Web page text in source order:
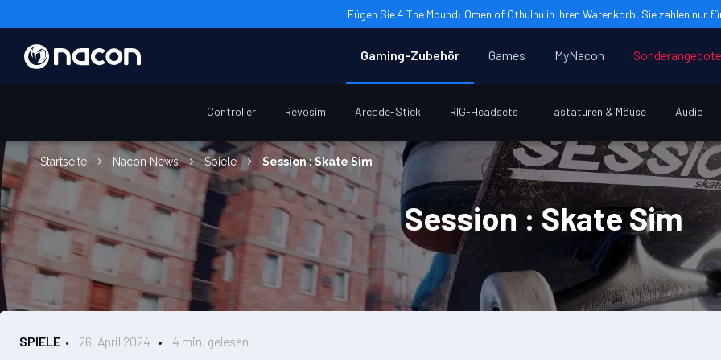
Fügen Sie 4 The Mound: Omen of Cthulhu in Ihren Warenkorb, Sie zahlen nur
Gaming-Zubehör
Controller Revosim Arcade-Stick RIG-Headsets Tastaturen & Mäuse Audio
Games MyNacon Sonderangebote
Startseite Nacon News Spiele Session : Skate Sim
Session : Skate Sim
SPIELE 26. April 2024 4 min. gelesen